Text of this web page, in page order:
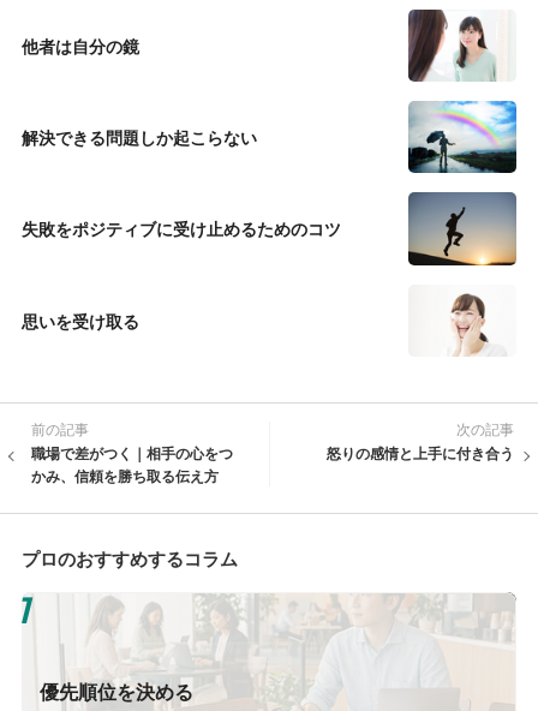
他者は自分の鏡
解決できる問題しか起こらない
失敗をポジティブに受け止めるためのコツ
思いを受け取る
前の記事
職場で差がつく｜相手の心をつ
かみ、信頼を勝ち取る伝え方
次の記事
怒りの感情と上手に付き合う
プロのおすすめするコラム
優先順位を決める